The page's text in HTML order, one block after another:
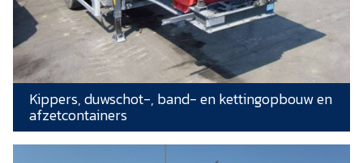
Kippers, duwschot-, band- en kettingopbouw en
afzetcontainers